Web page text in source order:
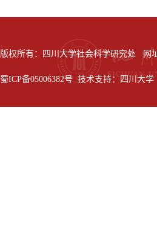
版权所有：四川大学社会科学研究处 网址
蜀ICP备05006382号 技术支持：四川大学